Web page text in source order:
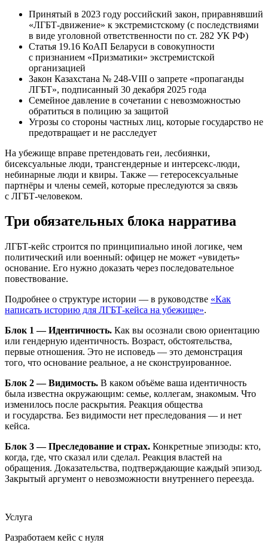
Принятый в 2023 году российский закон, приравнявший
«ЛГБТ-движение» к экстремистскому (с последствиями
в виде уголовной ответственности по ст. 282 УК РФ)
Статья 19.16 КоАП Беларуси в совокупности
с признанием «Призматики» экстремистской
организацией
Закон Казахстана № 248-VIII о запрете «пропаганды
ЛГБТ», подписанный 30 декабря 2025 года
Семейное давление в сочетании с невозможностью
обратиться в полицию за защитой
Угрозы со стороны частных лиц, которые государство не
предотвращает и не расследует
На убежище вправе претендовать геи, лесбиянки,
бисексуальные люди, трансгендерные и интерсекс-люди,
небинарные люди и квиры. Также — гетеросексуальные
партнёры и члены семей, которые преследуются за связь
с ЛГБТ-человеком.
Три обязательных блока нарратива
ЛГБТ-кейс строится по принципиально иной логике, чем
политический или военный: офицер не может «увидеть»
основание. Его нужно доказать через последовательное
повествование.
Подробнее о структуре истории — в руководстве «Как
написать историю для ЛГБТ-кейса на убежище».
Блок 1 — Идентичность. Как вы осознали свою ориентацию
или гендерную идентичность. Возраст, обстоятельства,
первые отношения. Это не исповедь — это демонстрация
того, что основание реальное, а не сконструированное.
Блок 2 — Видимость. В каком объёме ваша идентичность
была известна окружающим: семье, коллегам, знакомым. Что
изменилось после раскрытия. Реакция общества
и государства. Без видимости нет преследования — и нет
кейса.
Блок 3 — Преследование и страх. Конкретные эпизоды: кто,
когда, где, что сказал или сделал. Реакция властей на
обращения. Доказательства, подтверждающие каждый эпизод.
Закрытый аргумент о невозможности внутреннего переезда.
Услуга
Разработаем кейс с нуля